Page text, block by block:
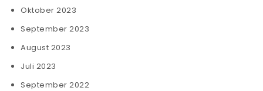
Oktober 2023
September 2023
August 2023
Juli 2023
September 2022